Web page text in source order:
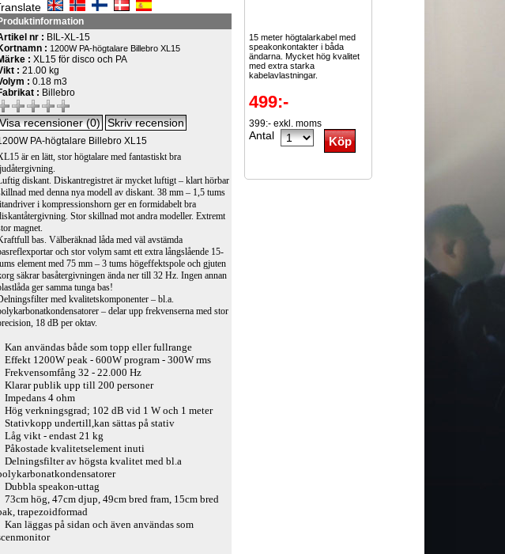
nr : BIL-XL-15
:1200W PA-högtalare Billebro XL15
:XL15 för disco och PA
:21.00 kg
:0.18 m3
: Billebro
PA-högtalare Billebro XL15
är en lätt, stor högtalare med fantastiskt bra
diskant. Diskantregistret är mycket luftigt – klart hörbar
med denna nya modell av diskant. 38 mm – 1,5 tums
i kompressionshorn ger en formidabelt bra
Stor skillnad mot andra modeller. Extremt
magnet.
bas. Välberäknad låda med väl avstämda
och stor volym samt ett extra långslående 15-
element med 75 mm – 3 tums högeffektspole och gjuten
säkrar basåtergivningen ända ner till 32 Hz. Ingen annan
ger samma tunga bas!
med kvalitetskomponenter – bl.a.
– delar upp frekvenserna med stor
18 dB per oktav.
Kan användas både som topp eller fullrange
Effekt 1200W peak - 600W program - 300W rms
Frekvensomfång 32 - 22.000 Hz
Klarar publik upp till 200 personer
Impedans 4 ohm
Hög verkningsgrad; 102 dB vid 1 W och 1 meter
Stativkopp undertill,kan sättas på stativ
Låg vikt - endast 21 kg
Påkostade kvalitetselement inuti
Delningsfilter av högsta kvalitet med bl.a
Dubbla speakon-uttag
73cm hög, 47cm djup, 49cm bred fram, 15cm bred
trapezoidformad
Kan läggas på sidan och även användas som
15 meter högtalarkabel med
speakonkontakter i båda
ändarna. Mycket hög kvalitet
med extra starka
kabelavlastningar.
499:-
399:- exkl. moms
Antal